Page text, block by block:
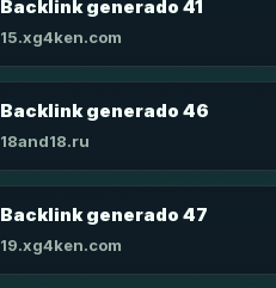
Backlink generado 41
15.xg4ken.com
Backlink generado 46
18and18.ru
Backlink generado 47
19.xg4ken.com